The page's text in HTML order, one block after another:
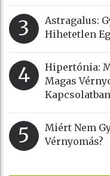
3
Astragalus:
Hihetetlen
4
Hipertónia:
Magas
5
Miért Nem
Vérnyomás?